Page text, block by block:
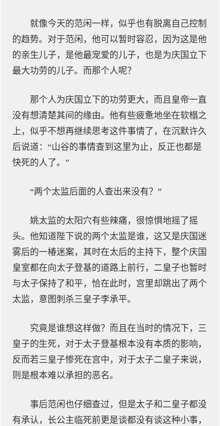
就像今天的范闲一样，似乎也有脱离自己控制
的趋势。对于范闲，他可以暂时容忍，因为这是他
的亲生儿子，是他最宠爱的儿子，也是为庆国立下
最大功劳的儿子。而那个人呢？
那个人为庆国立下的功劳更大，而且皇帝一直
没有想清楚其间的缘由。他有些疲惫地坐在软榻之
上，似乎不想再继续思考这件事情了，在沉默许久
后说道：“山谷的事情查到这里为止，反正也都是
快死的人了。”
“两个太监后面的人查出来没有？”
姚太监的太阳穴有些辣痛，很惊惧地摇了摇
头。他知道陛下说的两个太监是谁，这又是庆国迷
雾后的一椿迷案，其时在太后的主持下，整个庆国
皇室都在向太子登基的道路上前行，二皇子也暂时
与太子保持了和平，恰在此时，宫里却跳出了两个
太监，意图刺杀三皇子李承平。
究竟是谁想这样做？而且在当时的情况下，三
皇子的生死，对于太子登基根本没有本质的影响，
反而若三皇子惨死在宫中，对于太子二皇子来说，
则是根本难以承担的恶名。
事后范闲也仔细查过，但是太子和二皇子都没
有承认，长公主临死前更是谈都没有谈这种小事，